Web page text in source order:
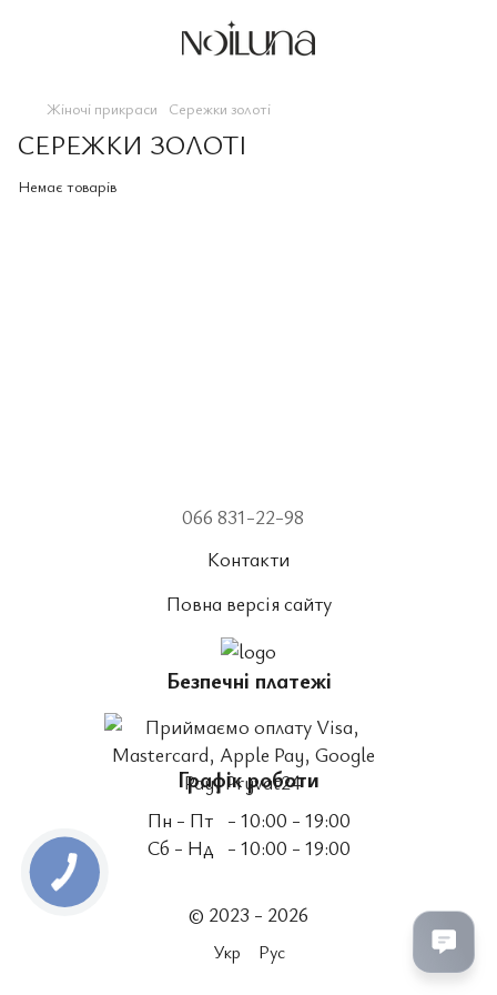
Жіночі прикраси Сережки золоті
СЕРЕЖКИ ЗОЛОТІ
Немає товарів
066 831-22-98
Контакти
Повна версія сайту
Безпечні платежі
Графік роботи
Пн - Пт - 10:00 - 19:00
Сб - Нд - 10:00 - 19:00
© 2023 - 2026
Укр Рус